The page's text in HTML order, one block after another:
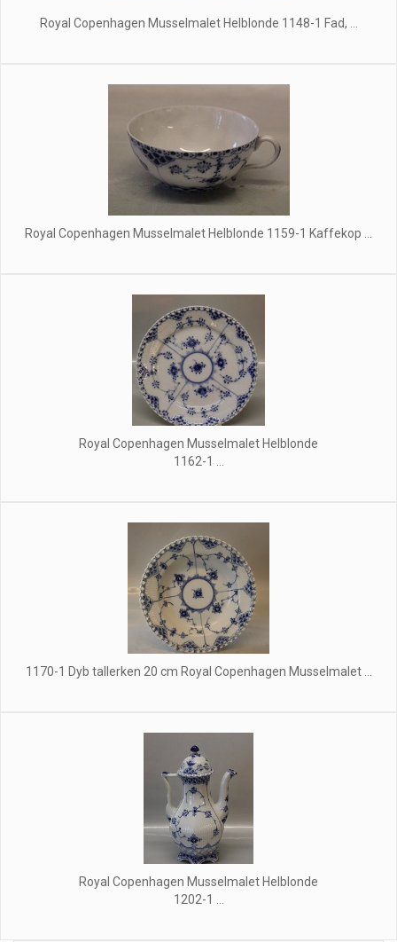
Royal Copenhagen Musselmalet Helblonde 1148-1 Fad, ...
Royal Copenhagen Musselmalet Helblonde 1159-1 Kaffekop ...
Royal Copenhagen Musselmalet Helblonde
1162-1 ...
1170-1 Dyb tallerken 20 cm Royal Copenhagen Musselmalet ...
Royal Copenhagen Musselmalet Helblonde
1202-1 ...